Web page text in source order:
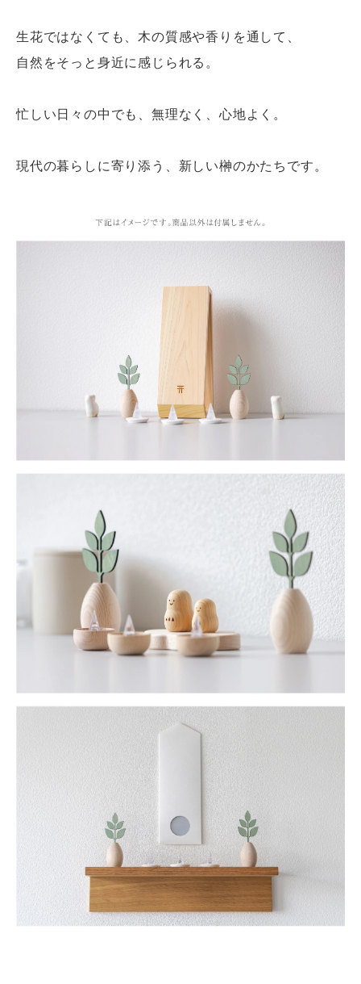
生花ではなくても、木の質感や香りを通して、
自然をそっと身近に感じられる。
忙しい日々の中でも、無理なく、心地よく。
現代の暮らしに寄り添う、新しい榊のかたちです。